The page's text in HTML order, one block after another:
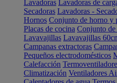
Lavadoras Lavadoras de
Secadoras Lavadoras -
Hornos Conjunto de horno y
Placas de cocina Conjunto
Lavavajillas Lavavajillas
Campanas extractoras
Pequeños electrodomésticos
Calefacción
Climatización Ventiladores